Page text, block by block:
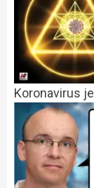
Koronavirus